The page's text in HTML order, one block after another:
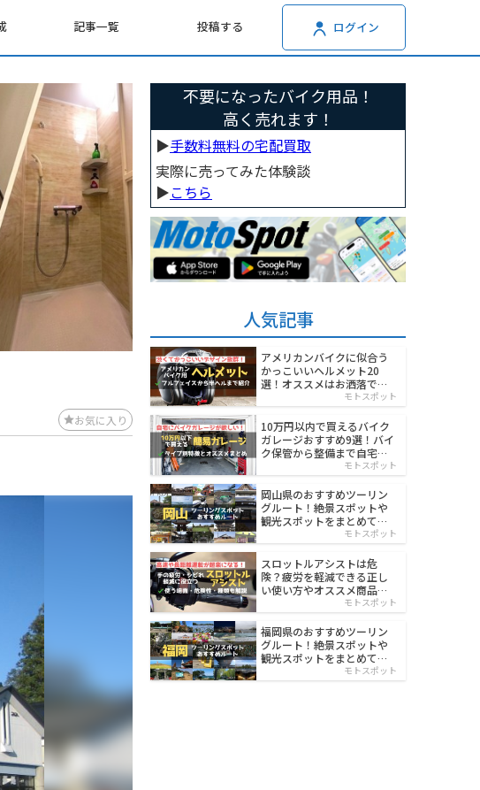
記事一覧 投稿する ログイン
お気に入り
不要になったバイク用品！
高く売れます！
▶︎手数料無料の宅配買取
実際に売ってみた体験談
▶︎こちら
人気記事
アメリカンバイクに似合う
かっこいいヘルメット20
選！オススメはお洒落でワ
モトスポット
10万円以内で買えるバイク
ガレージおすすめ9選！バイ
ク保管から整備まで自宅で
モトスポット
岡山県のおすすめツーリン
グルート！絶景スポットや
観光スポットをまとめて紹
モトスポット
スロットルアシストは危
険？疲労を軽減できる正し
い使い方やオススメ商品を
モトスポット
福岡県のおすすめツーリン
グルート！絶景スポットや
観光スポットをまとめて紹
モトスポット